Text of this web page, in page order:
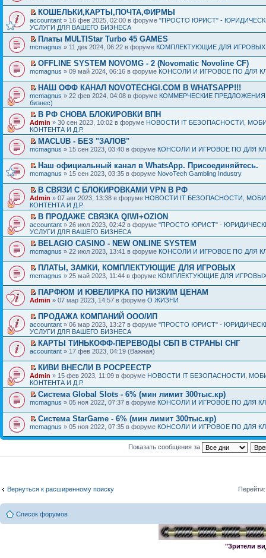
КОШЕЛЬКИ,КАРТЫ,ПОЧТА,ФИРМЫ
accountant » 16 фев 2025, 02:00 в форуме "ПРОСТО ЮРИСТ" -
УСЛУГИ ДЛЯ ВАШЕГО БИЗНЕСА
Платы MULTIStar Turbo 45 GAMES
mcmagnus » 11 дек 2024, 06:22 в форуме КОМПЛЕКТУЮЩИЕ ДЛЯ ИГРОВЫХ
OFFLINE SYSTEM NOVOMG - 2 (Novomatic Novoline CF)
mcmagnus » 09 май 2024, 06:16 в форуме КОНСОЛИ И ИГРОВОЕ ПО ДЛЯ
НАШ ОФФ КАНАЛ NOVOTECHGI.COM В WHATSAPP!!!
mcmagnus » 22 фев 2024, 04:08 в форуме КОММЕРЧЕСКИЕ ПРЕДЛОЖЕНИЯ
бизнес)
В РФ СНОВА БЛОКИРОВКИ ВПН
Admin » 30 сен 2023, 10:02 в форуме НОВОСТИ IT БЕЗОПАСНОСТИ,
КОНТЕНТА И Д.Р.
MACLUB - БЕЗ "ЗАЛОВ"
mcmagnus » 15 сен 2023, 03:40 в форуме КОНСОЛИ И ИГРОВОЕ ПО ДЛЯ
Наш официальный канал в WhatsApp. Присоединяйтесь.
mcmagnus » 15 сен 2023, 03:35 в форуме NovoTech Gambling Industry
В СВЯЗИ С БЛОКИРОВКАМИ VPN В РФ
Admin » 07 авг 2023, 13:38 в форуме НОВОСТИ IT БЕЗОПАСНОСТИ,
КОНТЕНТА И Д.Р.
В ПРОДАЖЕ СВЯЗКА QIWI+OZION
accountant » 26 июл 2023, 02:42 в форуме "ПРОСТО ЮРИСТ" -
УСЛУГИ ДЛЯ ВАШЕГО БИЗНЕСА
BELAGIO CASINO - NEW ONLINE SYSTEM
mcmagnus » 22 июл 2023, 13:41 в форуме КОНСОЛИ И ИГРОВОЕ ПО ДЛЯ
ПЛАТЫ, ЗАМКИ, КОМПЛЕКТУЮЩИЕ ДЛЯ ИГРОВЫХ
mcmagnus » 25 май 2023, 11:44 в форуме КОМПЛЕКТУЮЩИЕ ДЛЯ
ПАРФЮМ И ЮВЕЛИРКА ПО НИЗКИМ ЦЕНАМ
Admin » 07 мар 2023, 14:57 в форуме О ЖИЗНИ
ПРОДАЖА КОМПАНИЙ ООО/ИП
accountant » 06 мар 2023, 13:27 в форуме "ПРОСТО ЮРИСТ" -
УСЛУГИ ДЛЯ ВАШЕГО БИЗНЕСА
КАРТЫ ТИНЬКОФФ-ПЕРЕВОДЫ СБП В СТРАНЫ СНГ
accountant » 17 фев 2023, 04:19 (Важная)
КИВИ ВНЕСЛИ В РОСРЕЕСТР
Admin » 15 фев 2023, 11:09 в форуме НОВОСТИ IT БЕЗОПАСНОСТИ,
КОНТЕНТА И Д.Р.
Система Global Slots - 6% (мин лимит 300тыс.кр)
mcmagnus » 05 ноя 2022, 07:37 в форуме КОНСОЛИ И ИГРОВОЕ ПО ДЛЯ
Система StarGame - 6% (мин лимит 300тыс.кр)
mcmagnus » 05 ноя 2022, 07:35 в форуме КОНСОЛИ И ИГРОВОЕ ПО ДЛЯ
Показать сообщения за
Вернуться к расширенному поиску Перейти:
Список форумов
"Зрители